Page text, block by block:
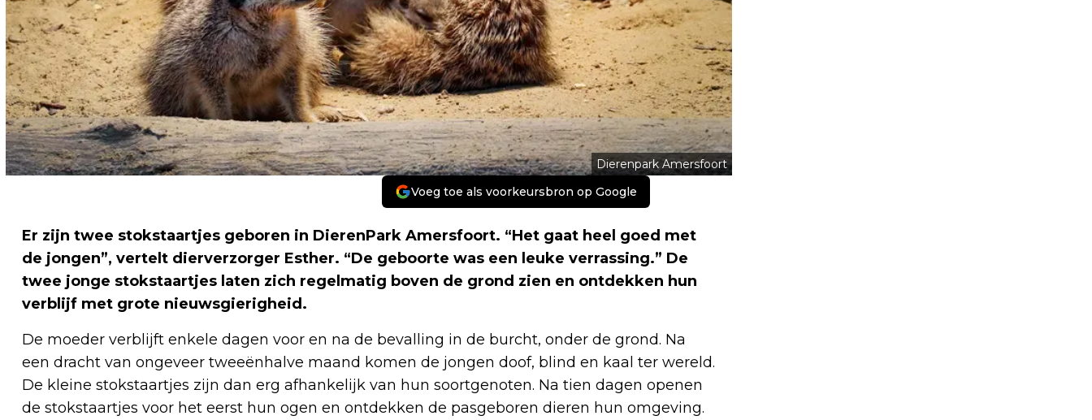
Dierenpark Amersfoort
Voeg toe als voorkeursbron op Google
Er zijn twee stokstaartjes geboren in DierenPark Amersfoort. “Het gaat heel goed met
de jongen”, vertelt dierverzorger Esther. “De geboorte was een leuke verrassing.” De
twee jonge stokstaartjes laten zich regelmatig boven de grond zien en ontdekken hun
verblijf met grote nieuwsgierigheid.
De moeder verblijft enkele dagen voor en na de bevalling in de burcht, onder de grond. Na
een dracht van ongeveer tweeënhalve maand komen de jongen doof, blind en kaal ter wereld.
De kleine stokstaartjes zijn dan erg afhankelijk van hun soortgenoten. Na tien dagen openen
de stokstaartjes voor het eerst hun ogen en ontdekken de pasgeboren dieren hun omgeving.